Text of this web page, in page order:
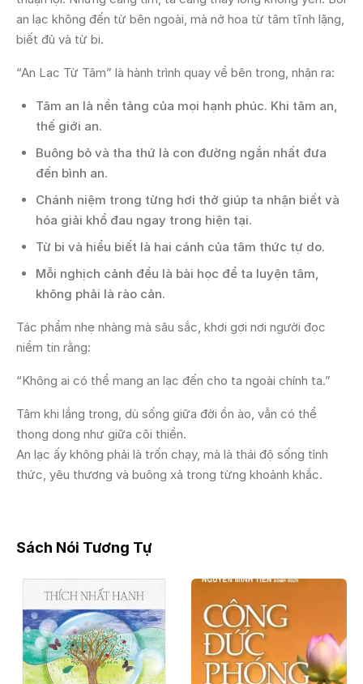
an lạc không đến từ bên ngoài, mà nở hoa từ tâm tĩnh lặng,
biết đủ và từ bi.
“An Lạc Từ Tâm” là hành trình quay về bên trong, nhận ra:
Tâm an là nền tảng của mọi hạnh phúc. Khi tâm an,
thế giới an.
Buông bỏ và tha thứ là con đường ngắn nhất đưa
đến bình an.
Chánh niệm trong từng hơi thở giúp ta nhận biết và
hóa giải khổ đau ngay trong hiện tại.
Từ bi và hiểu biết là hai cánh của tâm thức tự do.
Mỗi nghịch cảnh đều là bài học để ta luyện tâm,
không phải là rào cản.
Tác phẩm nhẹ nhàng mà sâu sắc, khơi gợi nơi người đọc
niềm tin rằng:
“Không ai có thể mang an lạc đến cho ta ngoài chính ta.”
Tâm khi lắng trong, dù sống giữa đời ồn ào, vẫn có thể
thong dong như giữa cõi thiền.
An lạc ấy không phải là trốn chạy, mà là thái độ sống tỉnh
thức, yêu thương và buông xả trong từng khoảnh khắc.
Sách Nói Tương Tự